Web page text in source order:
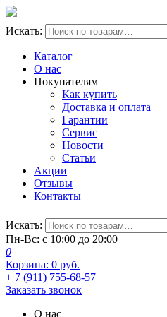
Искать:
Каталог
О нас
Покупателям
Как купить
Доставка и оплата
Гарантии
Сервис
Новости
Статьи
Акции
Отзывы
Контакты
Искать:
Пн-Вс: с 10:00 до 20:00
0
Корзина: 0 руб.
+ 7 (911) 755-68-57
Заказать звонок
О нас